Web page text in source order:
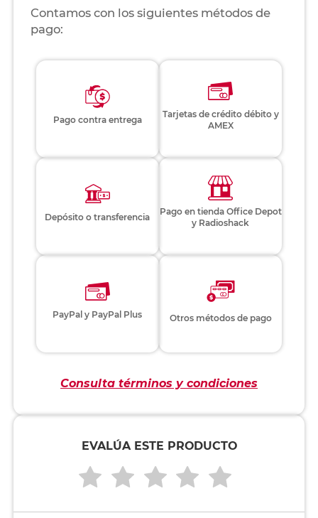
Contamos con los siguientes métodos de
pago:
Pago contra entrega
Tarjetas de crédito débito y
AMEX
Depósito o transferencia
Pago en tienda Office Depot
y Radioshack
PayPal y PayPal Plus Otros métodos de pago
Consulta términos y condiciones
EVALÚA ESTE PRODUCTO